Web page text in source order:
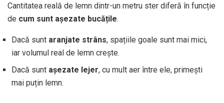
Cantitatea reală de lemn dintr-un metru ster diferă în funcție
de cum sunt așezate bucățile.
Dacă sunt aranjate strâns, spațiile goale sunt mai mici,
iar volumul real de lemn crește.
Dacă sunt așezate lejer, cu mult aer între ele, primești
mai puțin lemn.